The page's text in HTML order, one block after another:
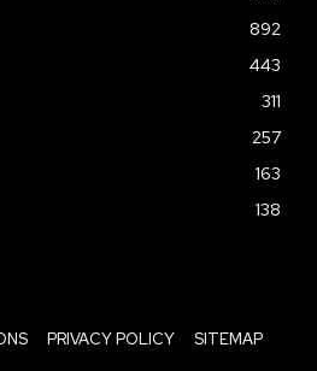
892
443
311
257
163
138
PRIVACY POLICY SITEMAP